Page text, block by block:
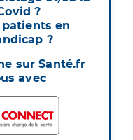
?
patients en
?
sur Santé.fr
avec